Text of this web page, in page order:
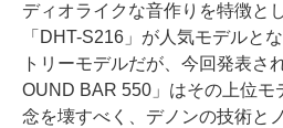
ディオライクな音作りを特徴と
「DHT-S216」が人気モデルと
トリーモデルだが、今回発表さ
OUND BAR 550」はその上位モ
念を壊すべく、デノンの技術と